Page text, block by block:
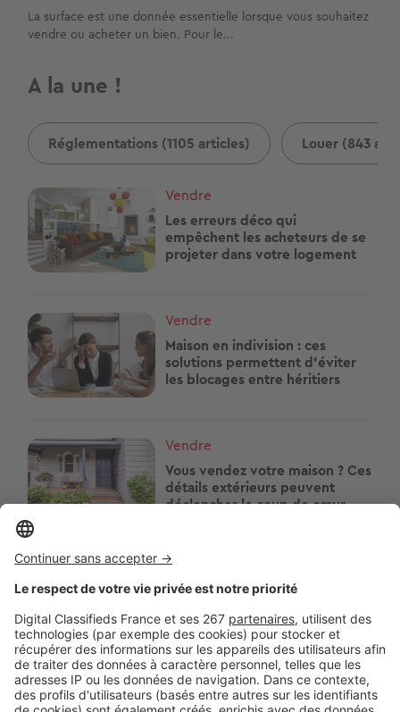
La surface est une donnée essentielle lorsque vous souhaitez
vendre ou acheter un bien. Pour le...
A la une !
Réglementations (1105 articles) Louer (843
Image
Vendre
Les erreurs déco qui
empêchent les acheteurs de se
projeter dans votre logement
Image
Vendre
Maison en indivision : ces
solutions permettent d'éviter
les blocages entre héritiers
Image
Vendre
Vous vendez votre maison ? Ces
détails extérieurs peuvent
déclencher le coup de cœur
Image
Comment vendre un bien en
indivision ?
Image
Vendre